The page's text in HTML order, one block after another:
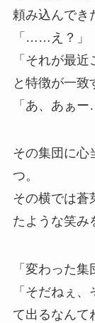
頼み込んでき
「……え？」
「それが最
と特徴が一致
「あ、あぁ
その集団に心
つ。
その横では蒼
たような笑み
「変わった
「そだねぇ
て出るなんて